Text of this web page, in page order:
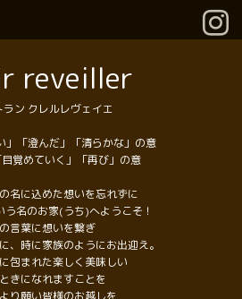
reveiller
ラン クレルレヴェイエ
」「澄んだ」「清らかな」の意
覚めていく」「再び」の意
名に込めた想いを忘れずに
う名のお家(うち)へようこそ！
言葉に想いを繋ぎ
、時に家族のようにお出迎え。
包まれた楽しく美味しい
きになれますことを
り願い皆様のお越しを